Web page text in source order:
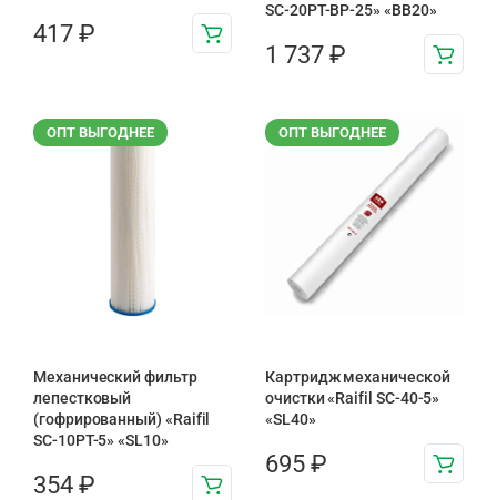
417 ₽
SC-20PT-ВР-25» «BB20»
1 737 ₽
ОПТ ВЫГОДНЕЕ
Механический фильтр
лепестковый
(гофрированный) «Raifil
SC-10PT-5» «SL10»
354 ₽
ОПТ ВЫГОДНЕЕ
Картридж механической
очистки «Raifil SC-40-5»
«SL40»
695 ₽